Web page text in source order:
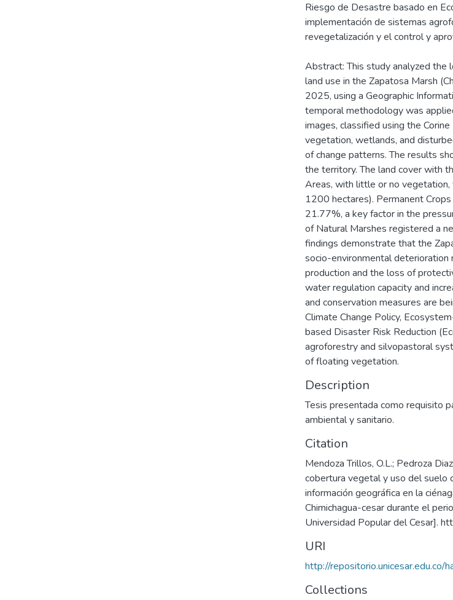
Riesgo de Desastre basado en
implementación de sistemas
revegetalización y el control y
Abstract: This study analyzed the
land use in the Zapatosa Marsh
2025, using a Geographic
temporal methodology was
images, classified using the
vegetation, wetlands, and
of change patterns. The results
the territory. The land cover with
Areas, with little or no
1200 hectares). Permanent
21.77%, a key factor in the
of Natural Marshes registered a
findings demonstrate that the
socio-environmental
production and the loss of
water regulation capacity and
and conservation measures are
Climate Change Policy,
based Disaster Risk Reduction
agroforestry and silvopastoral
of floating vegetation.
Description
Tesis presentada como requisito
ambiental y sanitario.
Citation
Mendoza Trillos, O.L.; Pedroza
cobertura vegetal y uso del suelo
información geográfica en la
Chimichagua-cesar durante el
Universidad Popular del Cesar].
URI
http://
Collections